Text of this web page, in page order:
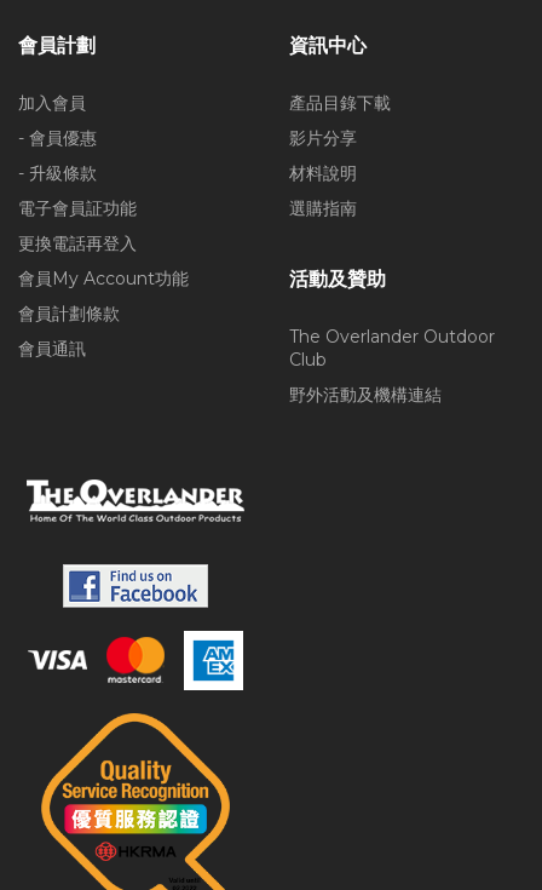
會員計劃
加入會員
- 會員優惠
- 升級條款
電子會員証功能
更換電話再登入
會員My Account功能
會員計劃條款
會員通訊
資訊中心
產品目錄下載
影片分享
材料說明
選購指南
活動及贊助
The Overlander Outdoor
Club
野外活動及機構連結